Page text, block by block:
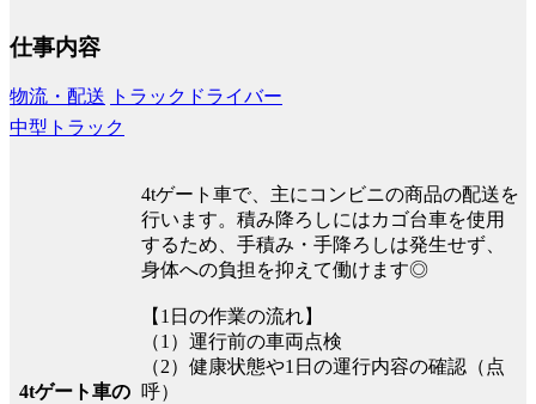
仕事内容
物流・配送
トラックドライバー
中型トラック
4tゲート車の
4tゲート車で、主にコンビニの商品の配送を
行います。積み降ろしにはカゴ台車を使用
するため、手積み・手降ろしは発生せず、
身体への負担を抑えて働けます◎
【1日の作業の流れ】
（1）運行前の車両点検
（2）健康状態や1日の運行内容の確認（点
呼）